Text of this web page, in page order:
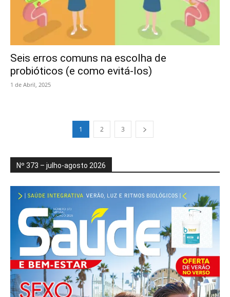
Seis erros comuns na escolha de
probióticos (e como evitá-los)
1 de Abril, 2025
1 2 3
Nº 373 – julho-agosto 2026